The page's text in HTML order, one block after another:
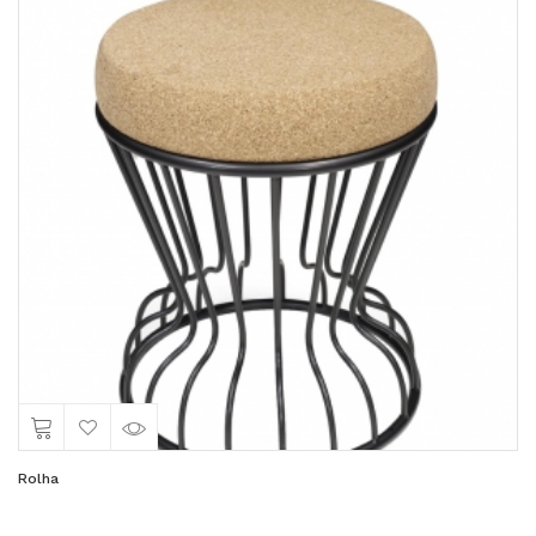
Rolha